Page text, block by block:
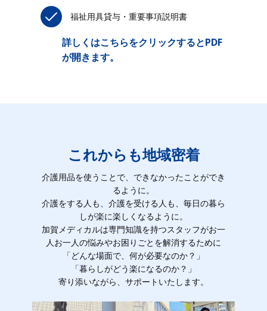
福祉用具貸与・重要事項説明書
詳しくはこちらをクリックするとPDF
が開きます。
これからも地域密着
介護用品を使うことで、できなかったことができ
るように。
介護をする人も、介護を受ける人も、毎日の暮ら
しが楽に楽しくなるように。
加賀メディカルは専門知識を持つスタッフがお一
人お一人の悩みやお困りごとを解消するために
「どんな場面で、何が必要なのか？」
「暮らしがどう楽になるのか？」
寄り添いながら、サポートいたします。